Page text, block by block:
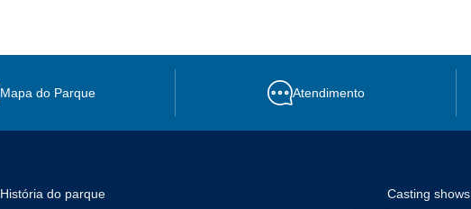
Mapa do Parque Atendimento
História do parque Casting shows